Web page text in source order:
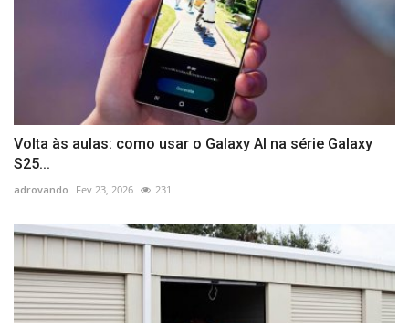
Volta às aulas: como usar o Galaxy AI na série Galaxy
S25...
adrovando Fev 23, 2026 231